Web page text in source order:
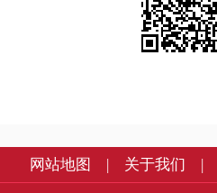
网站地图 | 关于我们 |